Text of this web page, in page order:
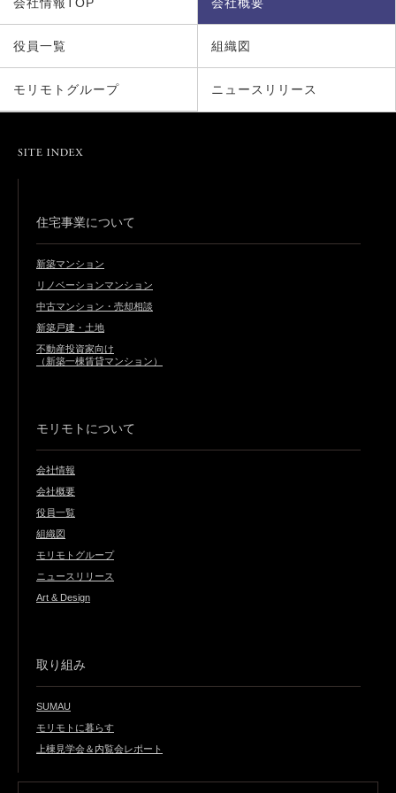
会社情報TOP 会社概要
役員一覧 組織図
モリモトグループ ニュースリリース
住宅事業について
新築マンション
リノベーションマンション
中古マンション・売却相談
新築戸建・土地
不動産投資家向け
（新築一棟賃貸マンション）
モリモトについて
会社情報
会社概要
役員一覧
組織図
モリモトグループ
ニュースリリース
Art & Design
取り組み
SUMAU
モリモトに暮らす
上棟見学会＆内覧会レポート